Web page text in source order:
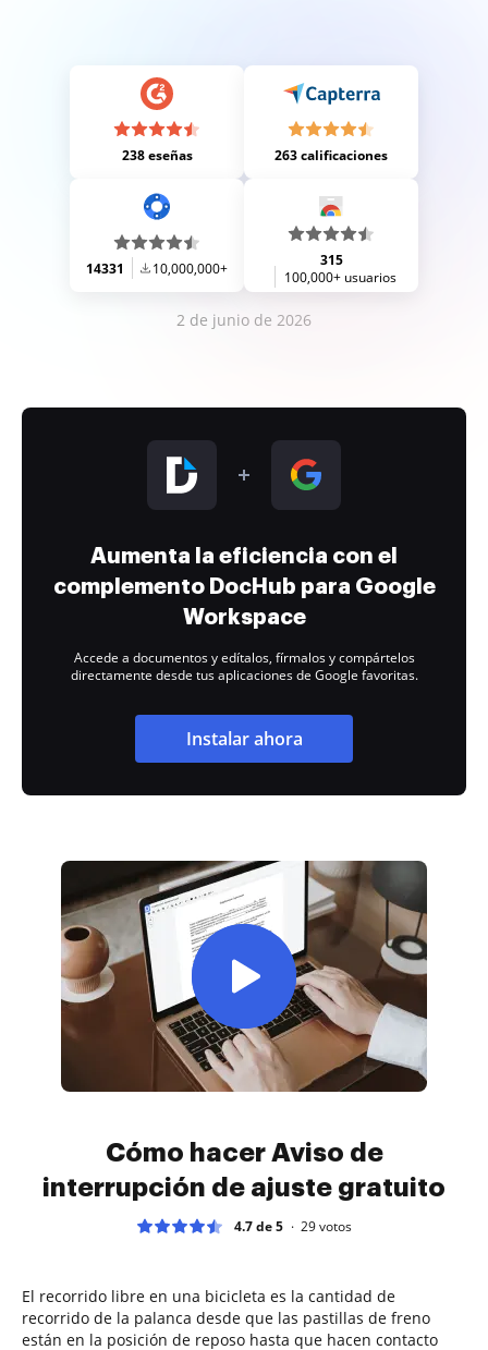
238 eseñas 263 calificaciones
14331 10,000,000+
315
100,000+ usuarios
2 de junio de 2026
Aumenta la eficiencia con el
complemento DocHub para Google
Workspace
Accede a documentos y edítalos, fírmalos y compártelos
directamente desde tus aplicaciones de Google favoritas.
Instalar ahora
Cómo hacer Aviso de
interrupción de ajuste gratuito
4.7 de 5 29votos
El recorrido libre en una bicicleta es la cantidad de
recorrido de la palanca desde que las pastillas de freno
están en la posición de reposo hasta que hacen contacto